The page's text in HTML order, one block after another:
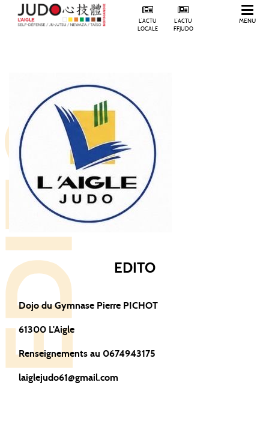
L'ACTU
FFJUDO
L'ACTU
LOCALE
MENU
EDITO
Dojo du Gymnase Pierre PICHOT
61300 L'Aigle
Renseignements au 0674943175
laiglejudo61@gmail.com